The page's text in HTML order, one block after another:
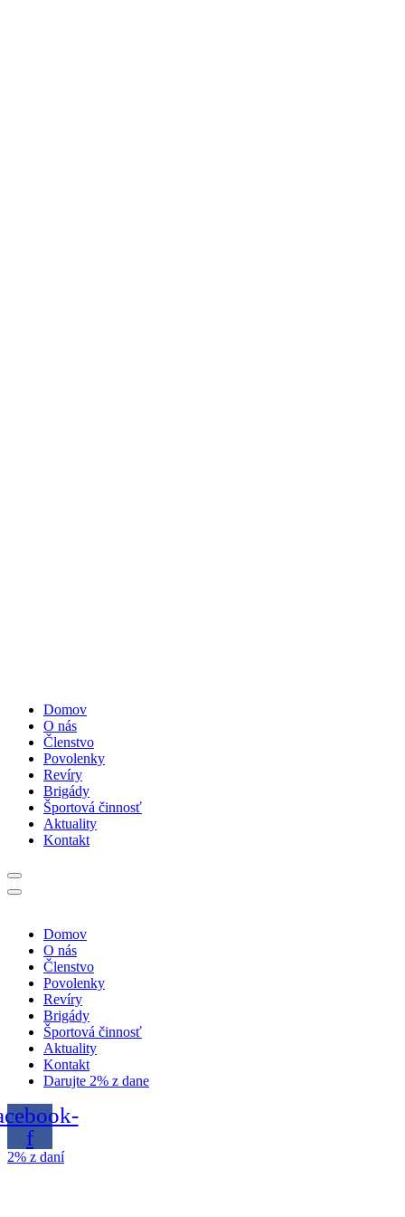
Domov
O nás
Členstvo
Povolenky
Revíry
Brigády
Športová činnosť
Aktuality
Kontakt
Domov
O nás
Členstvo
Povolenky
Revíry
Brigády
Športová činnosť
Aktuality
Kontakt
Darujte 2% z dane
f
2% z daní